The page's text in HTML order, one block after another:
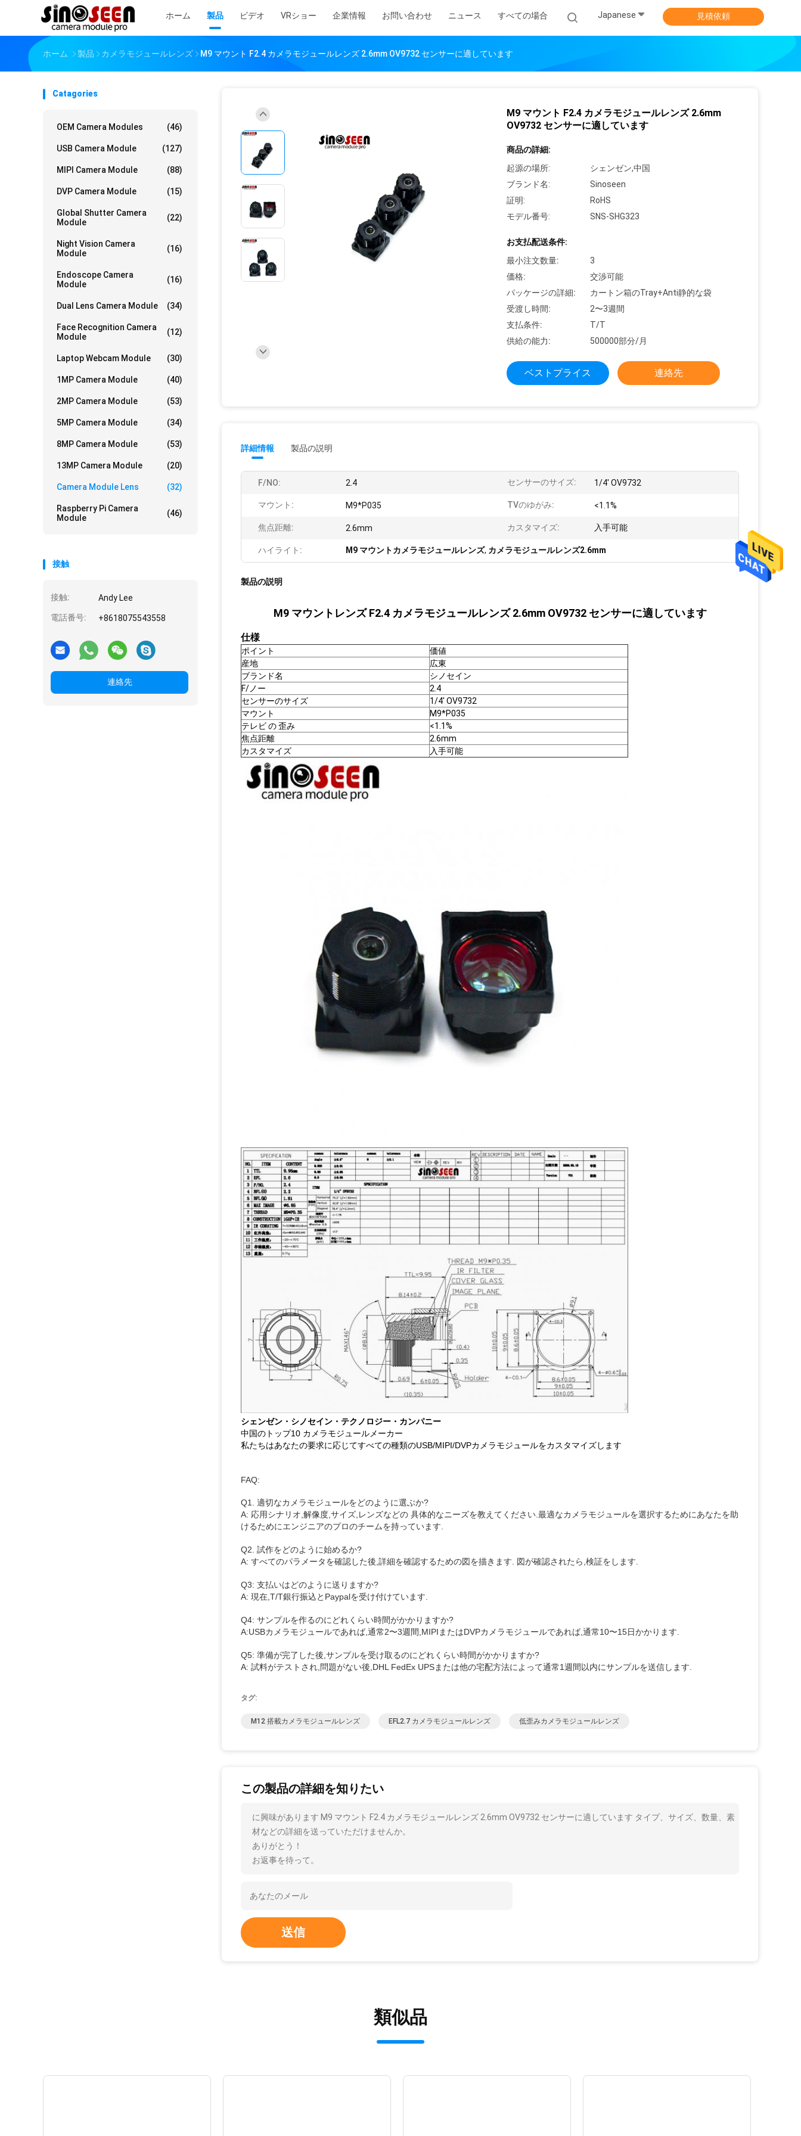
ホーム 製品 ビデオ VRショー 企業情報 お問い合わせ ニュース すべての場合 Japanese 見積依頼
ホーム 製品 カメラモジュールレンズ M9 マウント F2.4 カメラモジュールレンズ 2.6mm OV9732 センサーに適しています
Catagories
OEM Camera Modules (46)
USB Camera Module (127)
MIPI Camera Module (88)
DVP Camera Module (15)
Global Shutter Camera
Module
(22)
Night Vision Camera
Module
(16)
Endoscope Camera
Module
(16)
Dual Lens Camera Module (34)
Face Recognition Camera
Module
(12)
Laptop Webcam Module (30)
1MP Camera Module (40)
2MP Camera Module (53)
5MP Camera Module (34)
8MP Camera Module (53)
13MP Camera Module (20)
Camera Module Lens (32)
Raspberry Pi Camera
Module
(46)
接触
接触: Andy Lee
電話番号: +8618075543558
連絡先
M9 マウント F2.4 カメラモジュールレンズ 2.6mm
OV9732 センサーに適しています
商品の詳細:
起源の場所:
シェンゼン,中国
ブランド名:
Sinoseen
証明:
RoHS
モデル番号:
SNS-SHG323
お支払配送条件:
最小注文数量:
3
価格:
交渉可能
パッケージの詳細:
カートン箱のTray+Anti静的な袋
受渡し時間:
2〜3週間
支払条件:
T/T
供給の能力:
500000部分/月
ベストプライス 連絡先
詳細情報 製品の説明
F/NO: 2.4 センサーのサイズ: 1/4' OV9732
マウント: M9*P035 TVのゆがみ: <1.1%
焦点距離: 2.6mm カスタマイズ: 入手可能
ハイライト: M9 マウントカメラモジュールレンズ, カメラモジュールレンズ2.6mm
製品の説明
M9 マウントレンズ F2.4 カメラモジュールレンズ 2.6mm OV9732 センサーに適しています
仕様
ポイント
価値
産地
広東
ブランド名
シノセイン
F/ノー
2.4
センサーのサイズ
1/4' OV9732
マウント
M9*P035
テレビ の 歪み
<1.1%
焦点距離
2.6mm
カスタマイズ
入手可能
シェンゼン・シノセイン・テクノロジー・カンパニー
中国のトップ10 カメラモジュールメーカー
私たちはあなたの要求に応じてすべての種類のUSB/MIPI/DVPカメラモジュールをカスタマイズします
FAQ:
Q1. 適切なカメラモジュールをどのように選ぶか?
A: 応用シナリオ,解像度,サイズ,レンズなどの 具体的なニーズを教えてください.最適なカメラモジュールを選択するためにあなたを助
けるためにエンジニアのプロのチームを持っています.
Q2. 試作をどのように始めるか?
A: すべてのパラメータを確認した後,詳細を確認するための図を描きます. 図が確認されたら,検証をします.
Q3: 支払いはどのように送りますか?
A: 現在,T/T銀行振込とPaypalを受け付けています.
Q4: サンプルを作るのにどれくらい時間がかかりますか?
A:USBカメラモジュールであれば,通常2〜3週間,MIPIまたはDVPカメラモジュールであれば,通常10〜15日かかります.
Q5: 準備が完了した後,サンプルを受け取るのにどれくらい時間がかかりますか?
A: 試料がテストされ,問題がない後,DHL FedEx UPSまたは他の宅配方法によって通常1週間以内にサンプルを送信します.
タグ:
M12 搭載カメラモジュールレンズ EFL2.7 カメラモジュールレンズ 低歪みカメラモジュールレンズ
この製品の詳細を知りたい
に興味があります M9 マウント F2.4 カメラモジュールレンズ 2.6mm OV9732 センサーに適しています タイプ、サイズ、数量、素
材などの詳細を送っていただけませんか。
ありがとう！
お返事を待って。
送信
類似品